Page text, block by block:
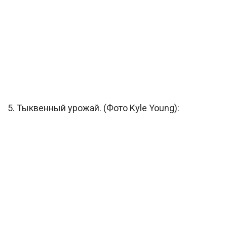
5. Тыквенный урожай. (Фото Kyle Young):